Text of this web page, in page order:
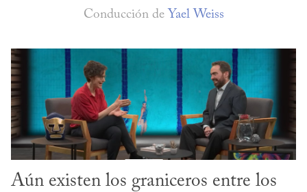
Conducción de Yael Weiss
Aún existen los graniceros entre los